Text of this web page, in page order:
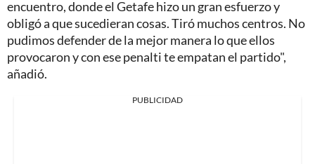
encuentro, donde el Getafe hizo un gran esfuerzo y
obligó a que sucedieran cosas. Tiró muchos centros. No
pudimos defender de la mejor manera lo que ellos
provocaron y con ese penalti te empatan el partido",
añadió.
PUBLICIDAD